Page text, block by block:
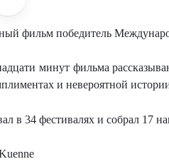
фильм победитель
минут фильма
и невероятной
в 34 фестивалях и собрал 17